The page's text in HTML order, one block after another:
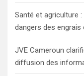
Santé et agriculture
dangers des engrais
JVE Cameroun
diffusion des